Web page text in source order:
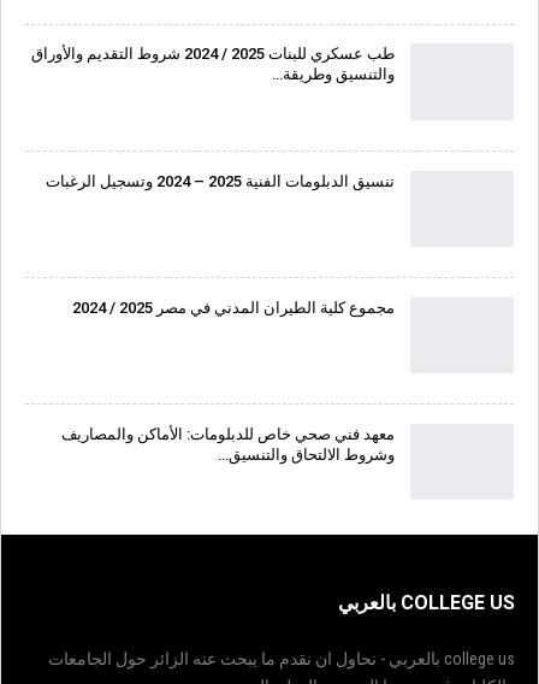
طب عسكري للبنات 2025 / 2024 شروط التقديم والأوراق
والتنسيق وطريقة…
تنسيق الدبلومات الفنية 2025 – 2024 وتسجيل الرغبات
مجموع كلية الطيران المدني في مصر 2025 / 2024
معهد فني صحي خاص للدبلومات: الأماكن والمصاريف
وشروط الالتحاق والتنسيق…
COLLEGE US بالعربي
college us بالعربي - نحاول ان نقدم ما يبحث عنه الزائر حول الجامعات